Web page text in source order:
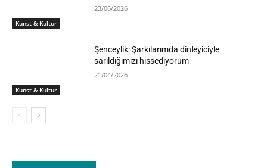
Kunst & Kultur
23/06/2026
Kunst & Kultur
Şenceylik: Şarkılarımda dinleyiciyle
sarıldığımızı hissediyorum
21/04/2026